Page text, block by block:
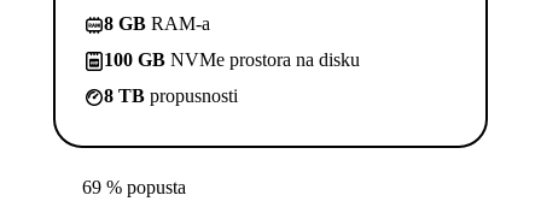
8 GB RAM-a
100 GB NVMe prostora na disku
8 TB propusnosti
69 % popusta